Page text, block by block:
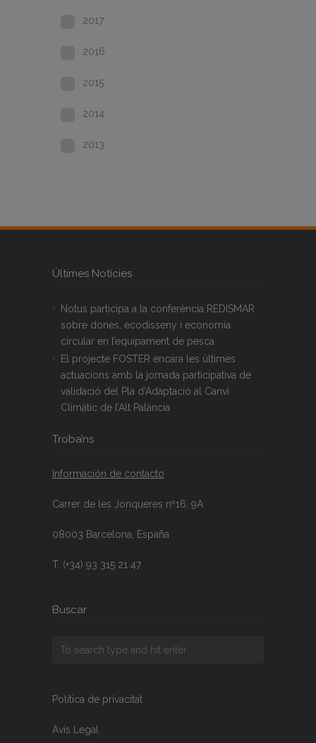
2017
2016
2015
2014
2013
Últimes Notícies
Notus participa a la conferència REDISMAR
sobre dones, ecodisseny i economia
circular en l’equipament de pesca
El projecte FOSTER encara les últimes
actuacions amb la jornada participativa de
validació del Pla d’Adaptació al Canvi
Climàtic de l’Alt Palància
Troba’ns
Información de contacto
Carrer de les Jonqueres nº16, 9A
08003 Barcelona, España
T. (+34) 93 315 21 47
Buscar
Política de privacitat
Avís Legal